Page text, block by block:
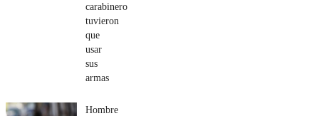
carabinero
tuvieron
que
usar
sus
armas
Hombre